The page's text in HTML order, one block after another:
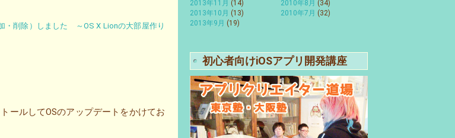
・削除）しました ～OS X Lionの大部屋作り
ールしてOSのアップデートをかけてお
2013年11月 (14)
2013年10月 (13)
2013年9月 (19)
2010年8月 (34)
2010年7月 (32)
初心者向けiOSアプリ開発講座